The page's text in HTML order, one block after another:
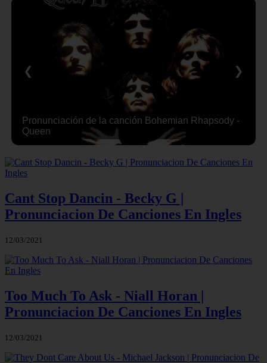
Pronunciación de la canción Bohemian Rhapsody -
Queen
❮ ❯
Cant Stop Dancin - Becky G |
Pronunciacion De Canciones En Ingles
12/03/2021
Too Much To Ask - Niall Horan |
Pronunciacion De Canciones En Ingles
12/03/2021